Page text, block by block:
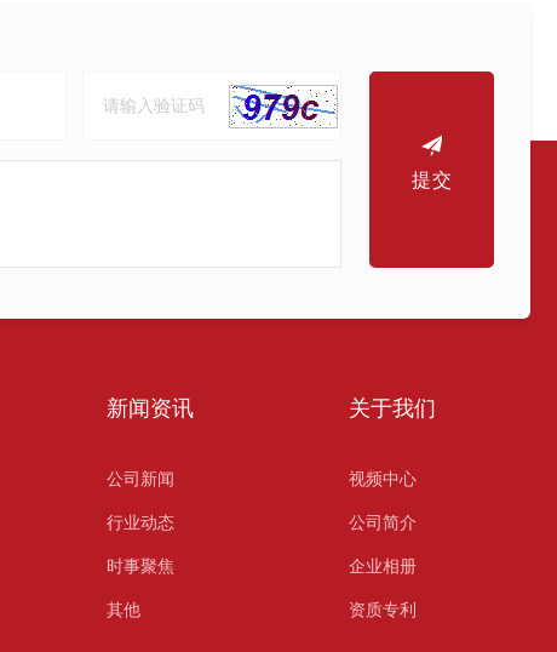
提交
新闻资讯
公司新闻
行业动态
时事聚焦
其他
关于我们
视频中心
公司简介
企业相册
资质专利